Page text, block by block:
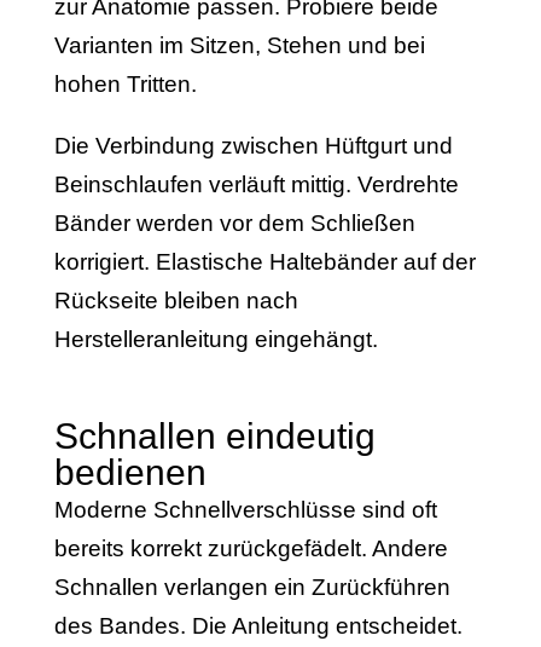
zur Anatomie passen. Probiere beide
Varianten im Sitzen, Stehen und bei
hohen Tritten.
Die Verbindung zwischen Hüftgurt und
Beinschlaufen verläuft mittig. Verdrehte
Bänder werden vor dem Schließen
korrigiert. Elastische Haltebänder auf der
Rückseite bleiben nach
Herstelleranleitung eingehängt.
Schnallen eindeutig
bedienen
Moderne Schnellverschlüsse sind oft
bereits korrekt zurückgefädelt. Andere
Schnallen verlangen ein Zurückführen
des Bandes. Die Anleitung entscheidet.